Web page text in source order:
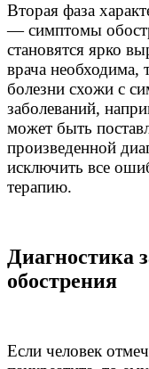
Вторая фаза
— симптомы
становятся ярко
врача необходима,
болезни схожи с
заболеваний,
может быть
произведенной
исключить все
терапию.
Диагностика
обострения
Если человек